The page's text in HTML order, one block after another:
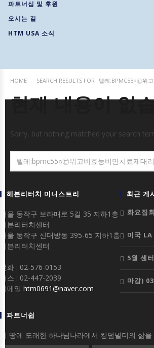
파트너십 및 후원
오시는 길
HTM USA 소식
HOME SEARCH RESULTS FOR "텔레:BPMC55○㉢위
현재 내용이 없
Sorry, but nothing matched your search
헤븐리터치 미니스트리
서울 동작구 보라매로 5길 35 지하1층
헤븐리터치센터
서울 동작구 신대방동 395-65 지하1층
헤븐리터치센터
전화 : 02-576-0153
팩스 : 02-447-2039
이메일 htm0691@naver.com
최근 게
화요집
미국 LA
5월 센
마감)
파트너쉽
이 땅에 도래한 하나님나라에서 킹덤빌더의 삶